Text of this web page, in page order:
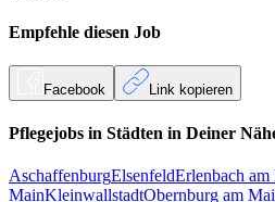
Empfehle diesen Job
Facebook Link kopieren
Pflegejobs in Städten in Deiner
AschaffenburgElsenfeldErlenbach am
MainKleinwallstadtObernburg am